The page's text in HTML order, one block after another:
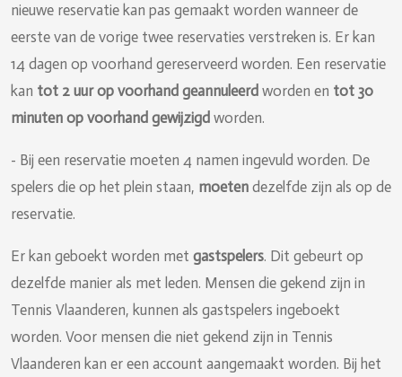
nieuwe reservatie kan pas gemaakt worden wanneer de
eerste van de vorige twee reservaties verstreken is. Er kan
14 dagen op voorhand gereserveerd worden. Een reservatie
kan tot 2 uur op voorhand geannuleerd worden en tot 30
minuten op voorhand gewijzigd worden.
- Bij een reservatie moeten 4 namen ingevuld worden. De
spelers die op het plein staan, moeten dezelfde zijn als op de
reservatie.
Er kan geboekt worden met gastspelers. Dit gebeurt op
dezelfde manier als met leden. Mensen die gekend zijn in
Tennis Vlaanderen, kunnen als gastspelers ingeboekt
worden. Voor mensen die niet gekend zijn in Tennis
Vlaanderen kan er een account aangemaakt worden. Bij het